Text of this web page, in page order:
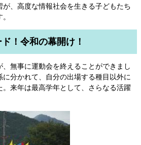
、高度な情報社会を生きる子どもたち
！令和の幕開け！
無事に運動会を終えることができまし
分かれて、自分の出場する種目以外に
。来年は最高学年として、さらなる活躍